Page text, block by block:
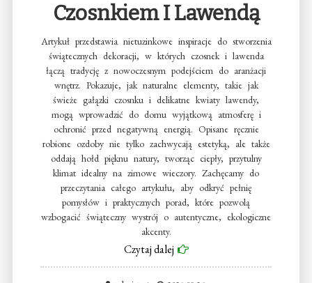
Czosnkiem I Lawendą
Artykuł przedstawia nietuzinkowe inspiracje do stworzenia
świątecznych dekoracji, w których czosnek i lawenda
łączą tradycję z nowoczesnym podejściem do aranżacji
wnętrz. Pokazuje, jak naturalne elementy, takie jak
świeże gałązki czosnku i delikatne kwiaty lawendy,
mogą wprowadzić do domu wyjątkową atmosferę i
ochronić przed negatywną energią. Opisane ręcznie
robione ozdoby nie tylko zachwycają estetyką, ale także
oddają hołd pięknu natury, tworząc ciepły, przytulny
klimat idealny na zimowe wieczory. Zachęcamy do
przeczytania całego artykułu, aby odkryć pełnię
pomysłów i praktycznych porad, które pozwolą
wzbogacić świąteczny wystrój o autentyczne, ekologiczne
akcenty.
Czytaj dalej